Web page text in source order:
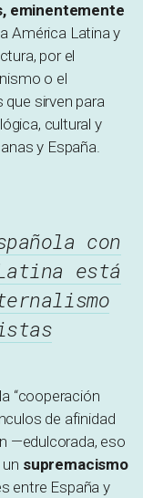
eminentemente
América Latina y
por el
o el
sirven para
cultural y
y España.
con
está
“cooperación
de afinidad
—edulcorada, eso
supremacismo
entre España y